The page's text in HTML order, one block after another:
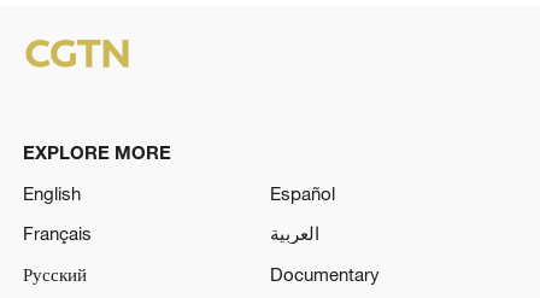
EXPLORE MORE
English
Español
Français
العربية
Русский
Documentary